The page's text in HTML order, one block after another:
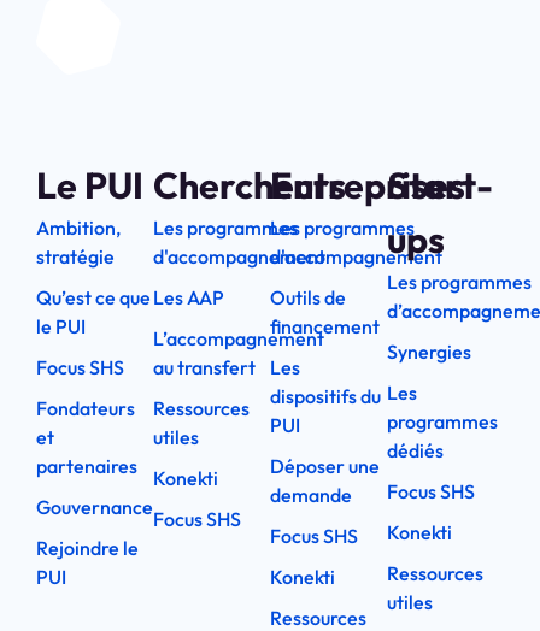
Le PUI
Ambition,
stratégie
Qu’est ce que
le PUI
Focus SHS
Fondateurs
et
partenaires
Gouvernance
Rejoindre le
PUI
Chercheurs
Les programmes
d'accompagnement
Les AAP
L’accompagnement
au transfert
Ressources
utiles
Konekti
Focus SHS
Entreprises
Les programmes
d'accompagnement
Outils de
financement
Les
dispositifs du
PUI
Déposer une
demande
Focus SHS
Konekti
Ressources
Start-
ups
Les programmes
Synergies
Les
programmes
dédiés
Focus SHS
Konekti
Ressources
utiles